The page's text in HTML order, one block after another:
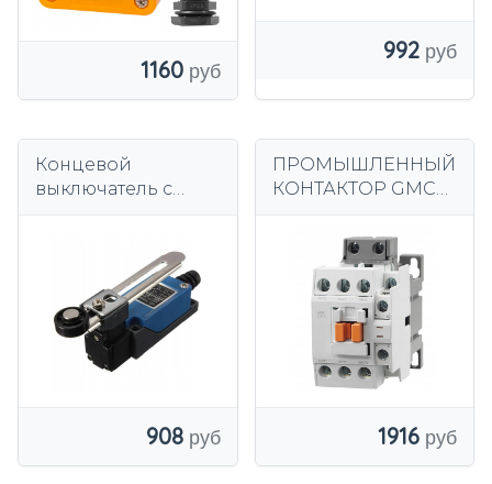
1160
992
Концевой
выключатель с
регулируемым
рычагом
908
ПРОМЫШЛЕННЫЙ
КОНТАКТОР GMC
НО+НЗ 230 В, 3P,
НО+НЗ
1916